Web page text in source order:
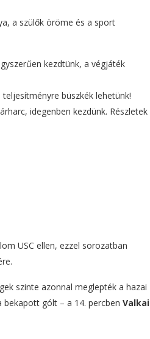
a szülők öröme és a sport
kezdtünk, a végjáték
büszkék lehetünk!
idegenben kezdünk. Részletek
USC ellen, ezzel sorozatban
szinte azonnal meglepték a hazai
bekapott gólt – a 14. percben Valkai